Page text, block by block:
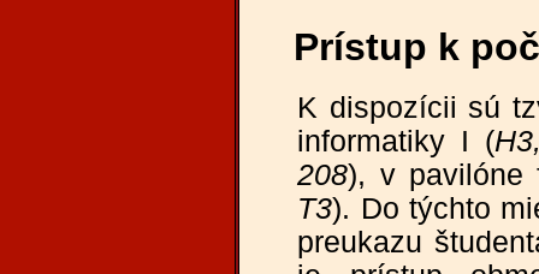
Prístup k
K dispozícii sú
informatiky I (
208), v pavilóne
T3). Do týchto
preukazu